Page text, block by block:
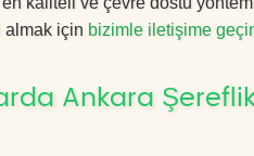
almak için bizimle iletişime
Ankara